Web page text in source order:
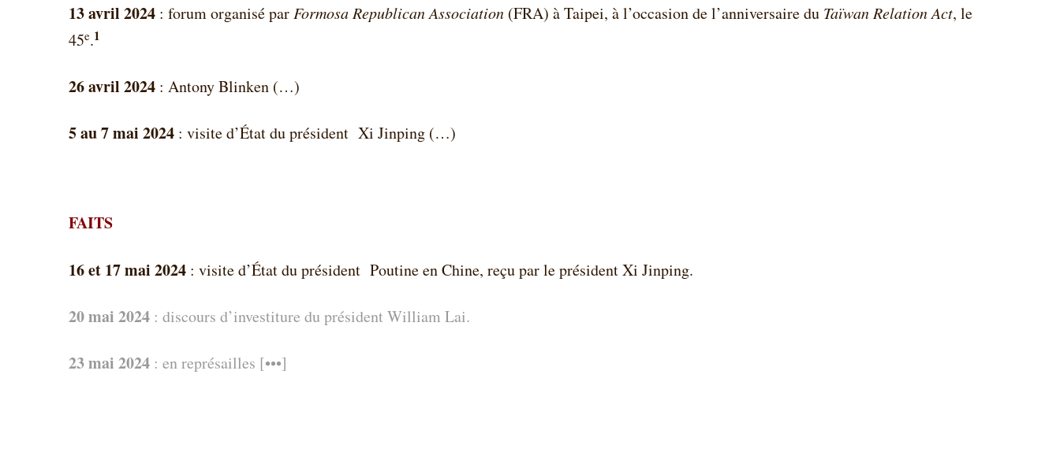
13 avril 2024 : forum organisé par Formosa Republican Association (FRA) à Taipei, à l’occasion de l’anniversaire du Taïwan Relation Act, le
45e.1
26 avril 2024 : Antony Blinken (…)
5 au 7 mai 2024 : visite d’État du président Xi Jinping (…)
FAITS
16 et 17 mai 2024 : visite d’État du président Poutine en Chine, reçu par le président Xi Jinping.
20 mai 2024 : discours d’investiture du président William Lai.
23 mai 2024 : en représailles [•••]